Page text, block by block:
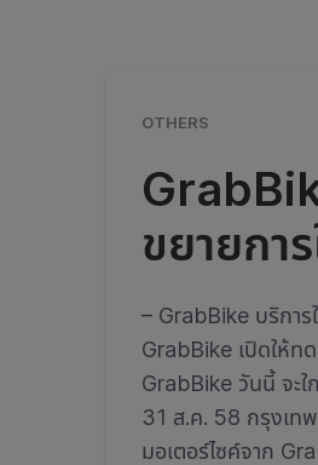
OTHERS
ขยายกา
– GrabBike บริการ
GrabBike เปิดให้ท
GrabBike วันนี้ จะ
31 ส.ค. 58 กรุงเท
มอเตอร์ไซค์จาก